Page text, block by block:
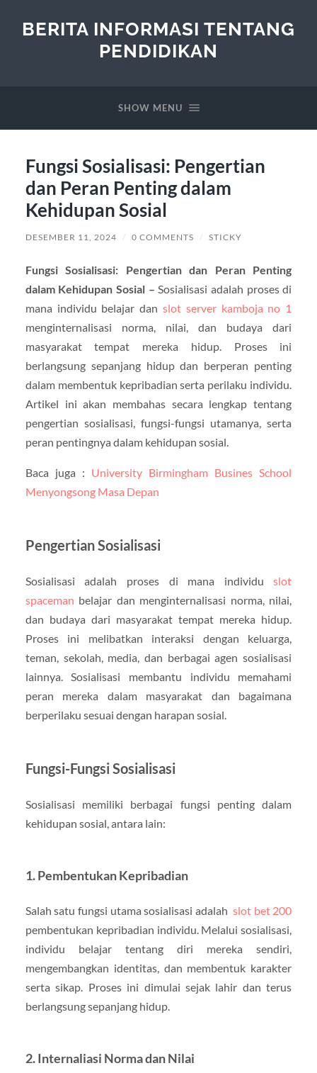
BERITA INFORMASI TENTANG
PENDIDIKAN
SHOW MENU
Fungsi Sosialisasi: Pengertian
dan Peran Penting dalam
Kehidupan Sosial
DESEMBER 11, 2024 / 0 COMMENTS / STICKY
Fungsi Sosialisasi: Pengertian dan Peran Penting
dalam Kehidupan Sosial –Sosialisasi adalah proses di
mana individu belajar dan slot server kamboja no 1
menginternalisasi norma, nilai, dan budaya dari
masyarakat tempat mereka hidup. Proses ini
berlangsung sepanjang hidup dan berperan penting
dalam membentuk kepribadian serta perilaku individu.
Artikel ini akan membahas secara lengkap tentang
pengertian sosialisasi, fungsi-fungsi utamanya, serta
peran pentingnya dalam kehidupan sosial.
Baca juga : University Birmingham Busines School
Menyongsong Masa Depan
Pengertian Sosialisasi
Sosialisasi adalah proses di mana individuslot
spaceman belajar dan menginternalisasi norma, nilai,
dan budaya dari masyarakat tempat mereka hidup.
Proses ini melibatkan interaksi dengan keluarga,
teman, sekolah, media, dan berbagai agen sosialisasi
lainnya. Sosialisasi membantu individu memahami
peran mereka dalam masyarakat dan bagaimana
berperilaku sesuai dengan harapan sosial.
Fungsi-Fungsi Sosialisasi
Sosialisasi memiliki berbagai fungsi penting dalam
kehidupan sosial, antara lain:
1. Pembentukan Kepribadian
Salah satu fungsi utama sosialisasi adalah slot bet 200
pembentukan kepribadian individu. Melalui sosialisasi,
individu belajar tentang diri mereka sendiri,
mengembangkan identitas, dan membentuk karakter
serta sikap. Proses ini dimulai sejak lahir dan terus
berlangsung sepanjang hidup.
2. Internaliasi Norma dan Nilai